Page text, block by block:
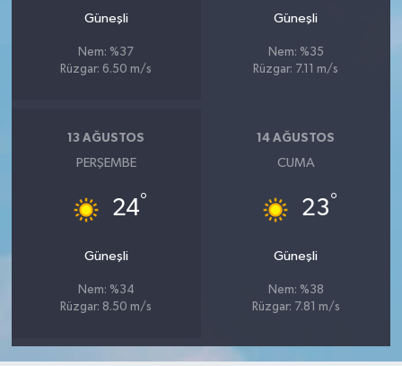
Güneşli
Nem: %37
Rüzgar: 6.50 m/s
Güneşli
Nem: %35
Rüzgar: 7.11 m/s
13 AĞUSTOS
PERŞEMBE
24°
Güneşli
Nem: %34
Rüzgar: 8.50 m/s
14 AĞUSTOS
CUMA
23°
Güneşli
Nem: %38
Rüzgar: 7.81 m/s